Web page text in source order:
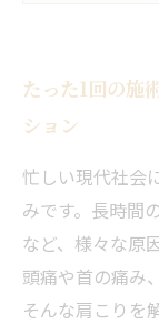
たった1回の施
ション
忙しい現代社会
みです。長時間
など、様々な原
頭痛や首の痛み
そんな肩こりを